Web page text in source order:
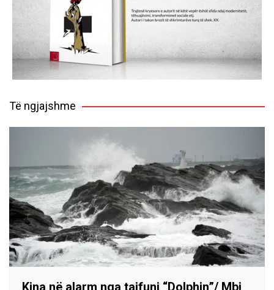
Të ngjajshme
Kina në alarm nga tajfuni “Dolphin”/ Mbi